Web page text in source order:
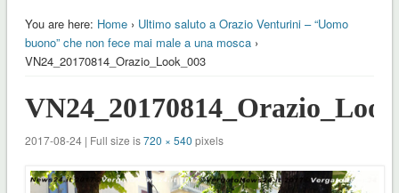
You are here: Home› Ultimo saluto a Orazio Venturini – “Uomo
buono” che non fece mai male a una mosca›
VN24_20170814_Orazio_Look_003
2017-08-24 | Full size is720 × 540 pixels